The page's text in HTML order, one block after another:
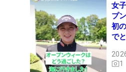
女
プ
初
で
1